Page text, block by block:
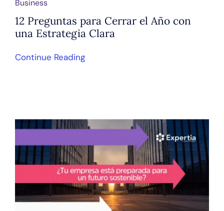
Business
12 Preguntas para Cerrar el Año con
una Estrategia Clara
Continue Reading